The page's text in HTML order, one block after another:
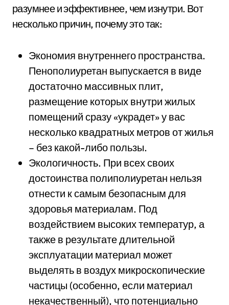
разумнее и эффективнее, чем изнутри. Вот
несколько причин, почему это так:
Экономия внутреннего пространства.
Пенополиуретан выпускается в виде
достаточно массивных плит,
размещение которых внутри жилых
помещений сразу «украдет» у вас
несколько квадратных метров от жилья
– без какой-либо пользы.
Экологичность. При всех своих
достоинства полиполиуретан нельзя
отнести к самым безопасным для
здоровья материалам. Под
воздействием высоких температур, а
также в результате длительной
эксплуатации материал может
выделять в воздух микроскопические
частицы (особенно, если материал
некачественный), что потенциально